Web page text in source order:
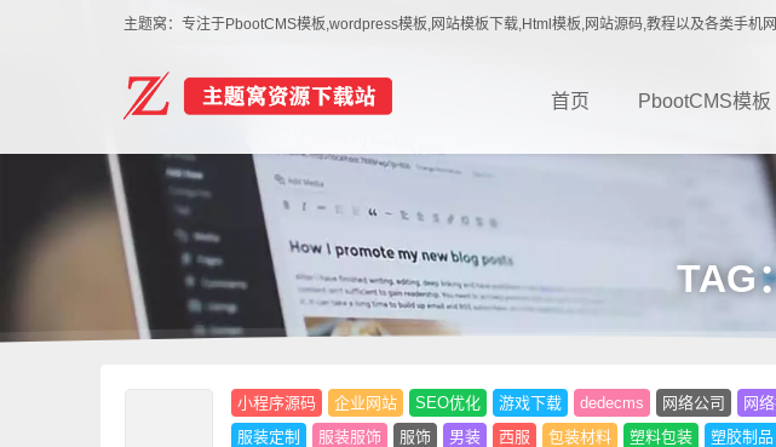
主题窝：专注于PbootCMS模板,wordpress模板,网站模板下载,Html模板,网站源码,教程以及各类手机
首页 PbootCMS模板
TAG
小程序源码 企业网站 SEO优化 游戏下载 dedecms 网络公司 网
服装定制
服装服饰 服饰 男装 西服 包装材料 塑料包装 塑胶制品